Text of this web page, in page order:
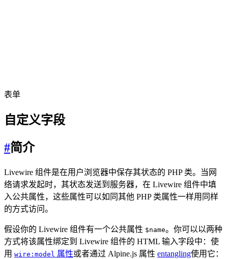
表单
自定义字段
#简介
Livewire 组件是在用户浏览器中保存其状态的 PHP 类。当网
络请求发起时，其状态发送到服务器，在 Livewire 组件中填
入公共属性，这些属性可以如同其他 PHP 类属性一样用同样
的方式访问。
假设你的 Livewire 组件有一个公共属性 $name。你可以以两种
方式将该属性绑定到 Livewire 组件的 HTML 输入字段中：使
用 wire:model 属性或者通过 Alpine.js 属性 entangling使用它：